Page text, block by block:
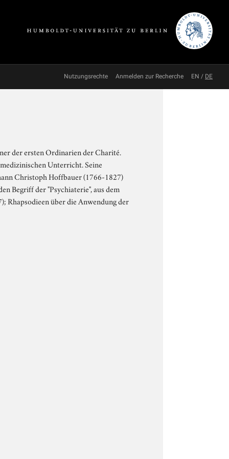
Nutzungsrechte Anmelden zur Recherche EN / DE
der ersten Ordinarien der Charité.
Unterricht. Seine
Christoph Hoffbauer (1766-1827)
Begriff der "Psychiaterie", aus dem
Rhapsodieen über die Anwendung der